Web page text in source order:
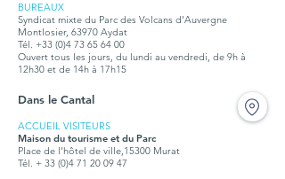
BUREAUX
Syndicat mixte du Parc des Volcans d'Auvergne
Montlosier, 63970 Aydat
Tél. +33 (0)4 73 65 64 00
Ouvert tous les jours, du lundi au vendredi, de 9h à
12h30 et de 14h à 17h15
Dans le Cantal
ACCUEIL VISITEURS
Maison du tourisme et du Parc
Place de l'hôtel de ville,15300 Murat
Tél. + 33 (0)4 71 20 09 47